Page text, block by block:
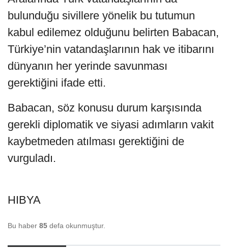
bulunduğu sivillere yönelik bu tutumun
kabul edilemez olduğunu belirten Babacan,
Türkiye’nin vatandaşlarının hak ve itibarını
dünyanın her yerinde savunması
gerektiğini ifade etti.
Babacan, söz konusu durum karşısında
gerekli diplomatik ve siyasi adımların vakit
kaybetmeden atılması gerektiğini de
vurguladı.
HIBYA
Bu haber 85 defa okunmuştur.